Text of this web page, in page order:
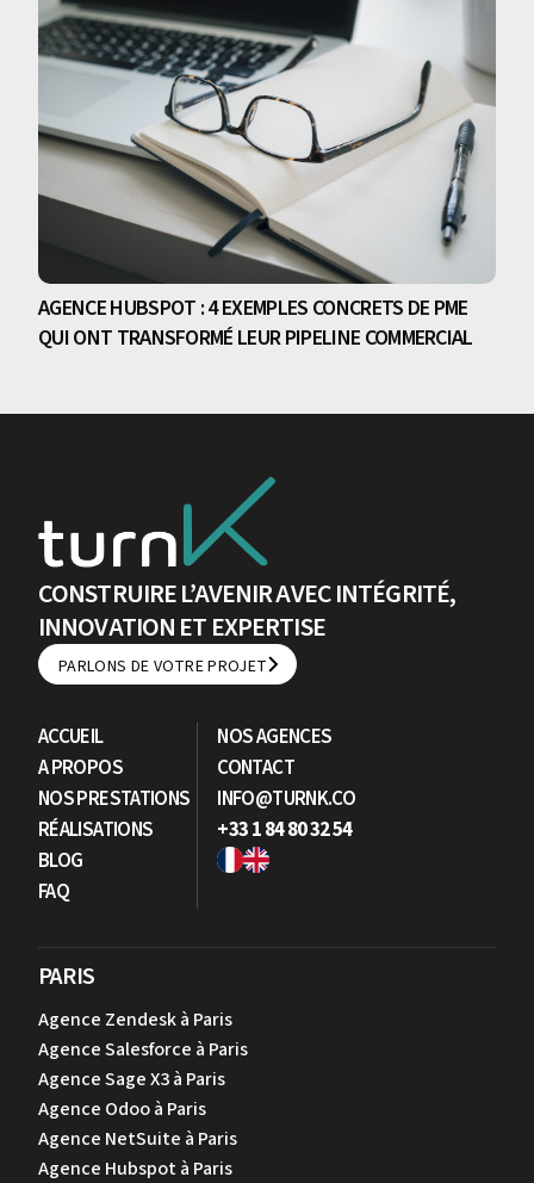
AGENCE HUBSPOT : 4 EXEMPLES CONCRETS DE PME
QUI ONT TRANSFORMÉ LEUR PIPELINE COMMERCIAL
CONSTRUIRE L’AVENIR AVEC INTÉGRITÉ,
INNOVATION ET EXPERTISE
PARLONS DE VOTRE PROJET
PARLONS DE VOTRE PROJET
ACCUEIL
A PROPOS
NOS PRESTATIONS
RÉALISATIONS
BLOG
FAQ
NOS AGENCES
CONTACT
INFO@TURNK.CO
+33 1 84 80 32 54
PARIS
Agence Zendesk à Paris
Agence Salesforce à Paris
Agence Sage X3 à Paris
Agence Odoo à Paris
Agence NetSuite à Paris
Agence Hubspot à Paris